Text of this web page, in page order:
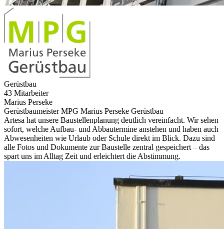
Gerüstbau
43 Mitarbeiter
Marius Perseke
Gerüstbaumeister MPG Marius Perseke Gerüstbau
Artesa hat unsere Baustellenplanung deutlich vereinfacht. Wir sehen
sofort, welche Aufbau- und Abbautermine anstehen und haben auch
Abwesenheiten wie Urlaub oder Schule direkt im Blick. Dazu sind
alle Fotos und Dokumente zur Baustelle zentral gespeichert – das
spart uns im Alltag Zeit und erleichtert die Abstimmung.